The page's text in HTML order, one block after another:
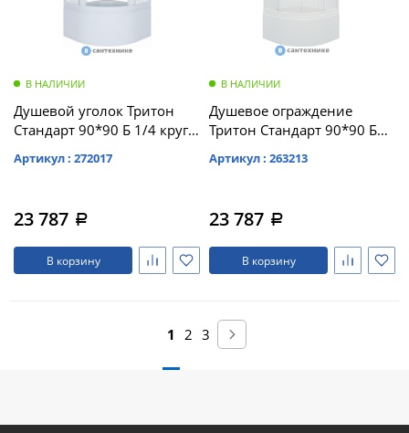
В НАЛИЧИИ
Душевой уголок Тритон
Стандарт 90*90 Б 1/4 круга,
Белый (DK93_2)
Артикул : 272017
23 787 a
В корзину
В НАЛИЧИИ
Душевое ограждение
Тритон Стандарт 90*90 Б
Лён, Белый без доборного
Артикул : 263213
23 787 a
В корзину
1 2 3